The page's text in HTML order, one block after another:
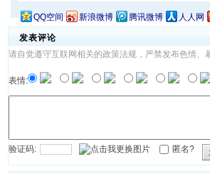
QQ空间 新浪微博 腾讯微博 人人网
发表评论
请自觉遵守互联网相关的政策法规，严禁发布色情、
表情:
验证码: 匿名?